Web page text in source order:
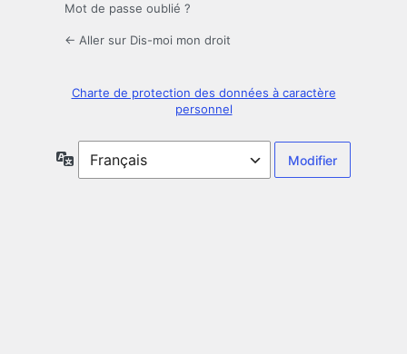
Mot de passe oublié ?
← Aller sur Dis-moi mon droit
Charte de protection des données à caractère
personnel
Langue